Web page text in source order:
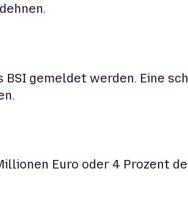
gemeldet werden. Eine
Euro oder 4 Prozent